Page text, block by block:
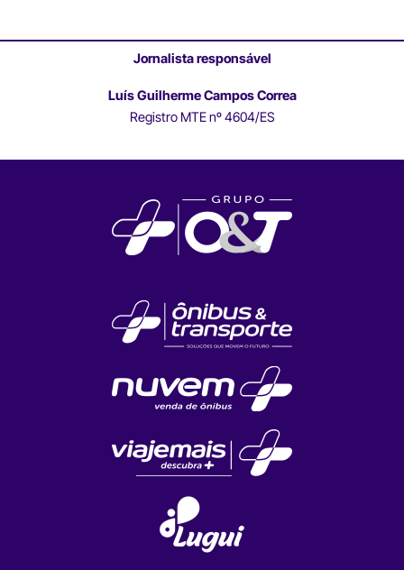
Jornalista responsável
Luís Guilherme Campos Correa
Registro MTE nº 4604/ES